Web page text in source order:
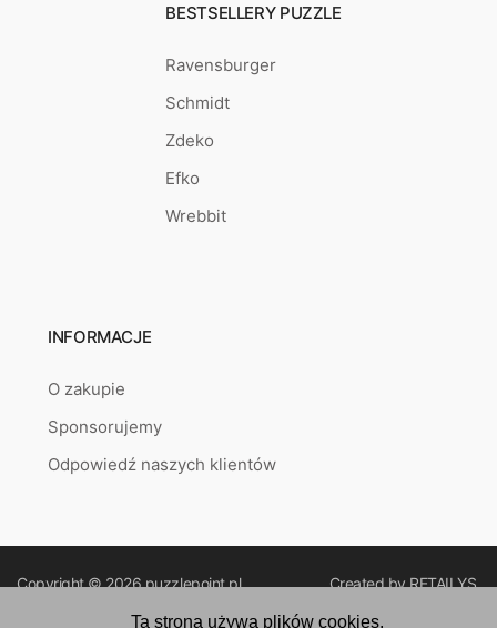
BESTSELLERY PUZZLE
Ravensburger
Schmidt
Zdeko
Efko
Wrebbit
INFORMACJE
O zakupie
Sponsorujemy
Odpowiedź naszych klientów
Copyright © 2026puzzlepoint.pl Created byRETAILYS.
Ta strona używa plików cookies.